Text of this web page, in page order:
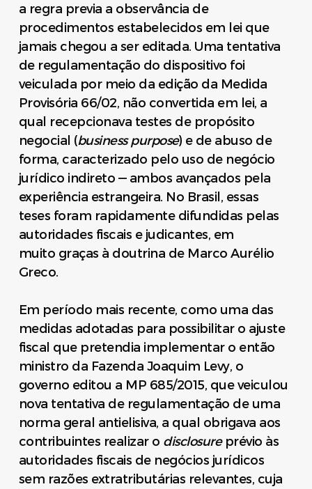
a regra previa a observância de
procedimentos estabelecidos em lei que
jamais chegou a ser editada. Uma tentativa
de regulamentação do dispositivo foi
veiculada por meio da edição da Medida
Provisória 66/02, não convertida em lei, a
qual recepcionava testes de propósito
negocial (business purpose) e de abuso de
forma, caracterizado pelo uso de negócio
jurídico indireto — ambos avançados pela
experiência estrangeira. No Brasil, essas
teses foram rapidamente difundidas pelas
autoridades fiscais e judicantes, em
muito graças à doutrina de Marco Aurélio
Greco.
Em período mais recente, como uma das
medidas adotadas para possibilitar o ajuste
fiscal que pretendia implementar o então
ministro da Fazenda Joaquim Levy, o
governo editou a MP 685/2015, que veiculou
nova tentativa de regulamentação de uma
norma geral antielisiva, a qual obrigava aos
contribuintes realizar o disclosureprévio às
autoridades fiscais de negócios jurídicos
sem razões extratributárias relevantes, cuja